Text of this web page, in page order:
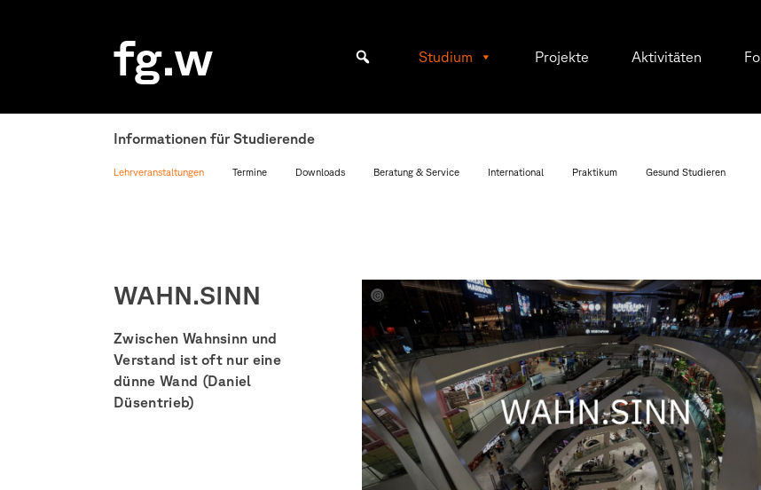
fg.w
Bachelor Kommunikationsdesign und Master Design & Information studieren
Studium Projekte Aktivitäten
Informationen für Studierende
Lehrveranstaltungen Termine Downloads Beratung & Service International Praktikum Gesund Studieren
WAHN.SINN
Zwischen Wahnsinn und
Verstand ist oft nur eine
dünne Wand (Daniel
Düsentrieb)
frech